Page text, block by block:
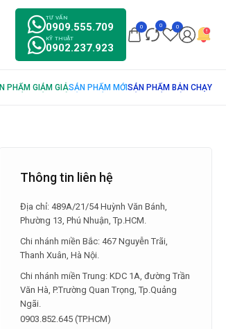
0909.555.709
TƯ VẤN
0902.237.923
KỸ THUẬT
0 0 0
Thông tin liên hệ
Địa chỉ: 489A/21/54 Huỳnh Văn Bánh,
Phường 13, Phú Nhuận, Tp.HCM.
Chi nhánh miền Bắc: 467 Nguyễn Trãi,
Thanh Xuân, Hà Nội.
Chi nhánh miền Trung: KDC 1A, đường Trần
Văn Hà, P.Trường Quan Trọng, Tp.Quảng
Ngãi.
0903.852.645 (TP.HCM)